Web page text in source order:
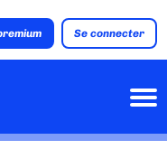
Se connecter